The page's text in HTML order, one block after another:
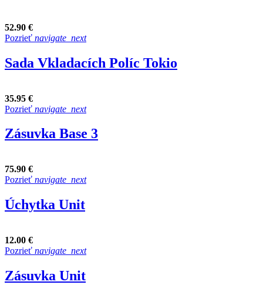
52.90 €
Pozrieť navigate_next
Sada Vkladacích Políc Tokio
35.95 €
Pozrieť navigate_next
Zásuvka Base 3
75.90 €
Pozrieť navigate_next
Úchytka Unit
12.00 €
Pozrieť navigate_next
Zásuvka Unit